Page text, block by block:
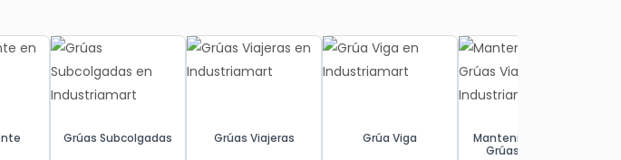
Grúas Subcolgadas Grúas Viajeras Grúa Viga
Mantenimiento de
Grúas Viajeras